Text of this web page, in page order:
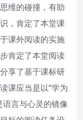
维的碰撞，有助
，肯定了本堂课
课外阅读的实施
肯定了本堂阅读
享了基于课标研
课应当是以“学为
语言与心灵的镜像